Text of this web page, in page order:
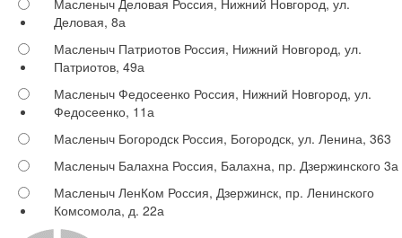
Деловая, 8а
Масленыч Патриотов Россия, Нижний Новгород, ул.
Патриотов, 49а
Масленыч Федосеенко Россия, Нижний Новгород, ул.
Федосеенко, 11а
Масленыч Богородск Россия, Богородск, ул. Ленина, 363
Масленыч Балахна Россия, Балахна, пр. Дзержинского 3а
Масленыч ЛенКом Россия, Дзержинск, пр. Ленинского
Комсомола, д. 22а